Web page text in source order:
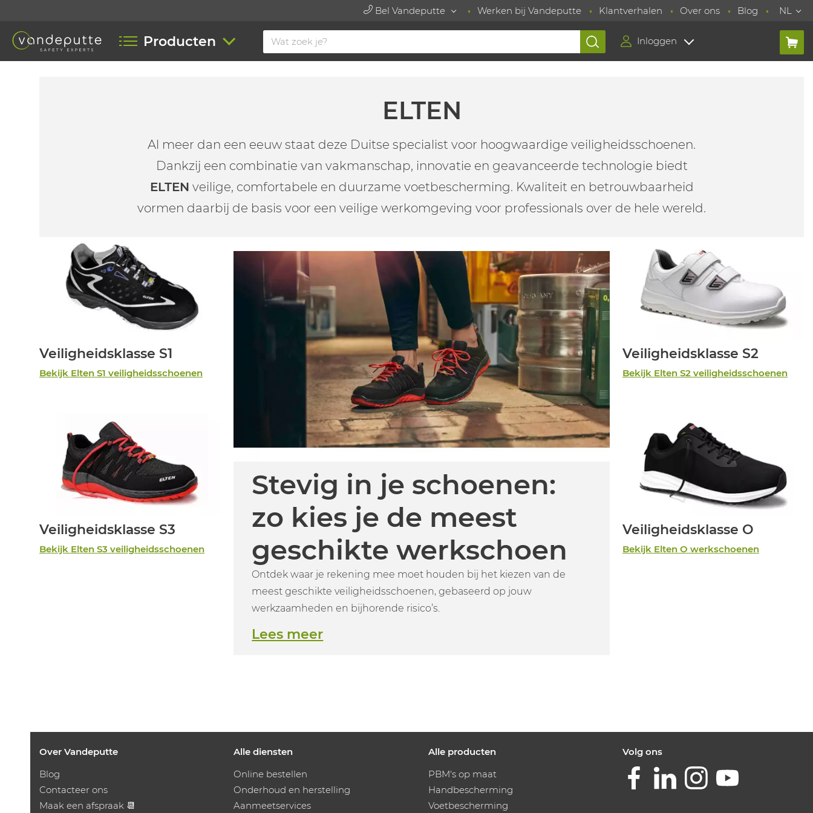
Bel Vandeputte Werken bij Vandeputte Klantverhalen Over ons Blog NL
Producten Inloggen
ELTEN
Al meer dan een eeuw staat deze Duitse specialist voor hoogwaardige veiligheidsschoenen.
Dankzij een combinatie van vakmanschap, innovatie en geavanceerde technologie biedt
ELTEN veilige, comfortabele en duurzame voetbescherming. Kwaliteit en betrouwbaarheid
vormen daarbij de basis voor een veilige werkomgeving voor professionals over de hele wereld.
Stevig in je schoenen:
zo kies je de meest
geschikte werkschoen
Ontdek waar je rekening mee moet houden bij het kiezen van de
meest geschikte veiligheidsschoenen, gebaseerd op jouw
werkzaamheden en bijhorende risico’s.
Lees meer
Veiligheidsklasse S1
Bekijk Elten S1 veiligheidsschoenen
Veiligheidsklasse S3
Bekijk Elten S3 veiligheidsschoenen
Veiligheidsklasse S2
Bekijk Elten S2 veiligheidsschoenen
Veiligheidsklasse O
Bekijk Elten O werkschoenen
Over Vandeputte
Blog
Contacteer ons
Maak een afspraak 📆
Alle diensten
Online bestellen
Onderhoud en herstelling
Aanmeetservices
Alle producten
PBM's op maat
Handbescherming
Voetbescherming
Volg ons